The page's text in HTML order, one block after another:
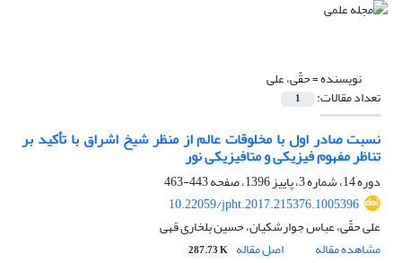
نویسنده =حقّی، علی
تعداد مقالات: 1
نسبت صادر اول با مخلوقات عالم از منظر شیخ‌ اشراق با تأکید بر
تناظر مفهوم فیزیکی و متافیزیکی نور
دوره 14، شماره 3، پاییز 1396، صفحه
443-463
10.22059/jpht.2017.215376.1005396
علی حقّی، عباس جوارشکیان، حسین بلخاری قهی
مشاهده مقاله
اصل مقاله 287.73 K